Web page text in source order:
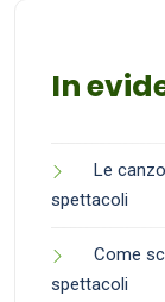
In
Le
spettacoli
Come
spettacoli